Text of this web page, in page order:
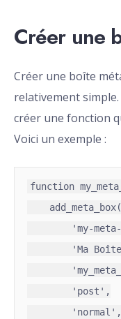
Créer une
Créer une boîte
relativement
créer une fonction
Voici un exemple :
function
    add_meta_box(
'my-
'Ma
        'post',
        'normal',